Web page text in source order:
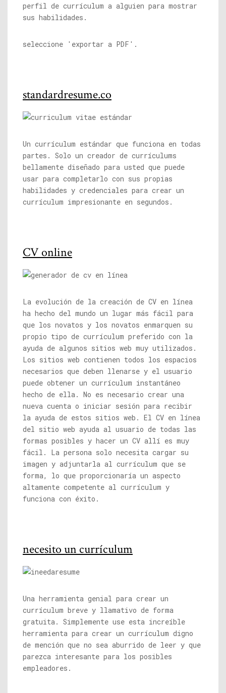
perfil de currículum a alguien para mostrar
sus habilidades.
seleccione 'exportar a PDF'.
standardresume.co
Un currículum estándar que funciona en todas
partes. Solo un creador de currículums
bellamente diseñado para usted que puede
usar para completarlo con sus propias
habilidades y credenciales para crear un
currículum impresionante en segundos.
CV online
La evolución de la creación de CV en línea
ha hecho del mundo un lugar más fácil para
que los novatos y los novatos enmarquen su
propio tipo de currículum preferido con la
ayuda de algunos sitios web muy utilizados.
Los sitios web contienen todos los espacios
necesarios que deben llenarse y el usuario
puede obtener un currículum instantáneo
hecho de ella. No es necesario crear una
nueva cuenta o iniciar sesión para recibir
la ayuda de estos sitios web. El CV en línea
del sitio web ayuda al usuario de todas las
formas posibles y hacer un CV allí es muy
fácil. La persona solo necesita cargar su
imagen y adjuntarla al currículum que se
forma, lo que proporcionaría un aspecto
altamente competente al currículum y
funciona con éxito.
necesito un currículum
Una herramienta genial para crear un
currículum breve y llamativo de forma
gratuita. Simplemente use esta increíble
herramienta para crear un currículum digno
de mención que no sea aburrido de leer y que
parezca interesante para los posibles
empleadores.